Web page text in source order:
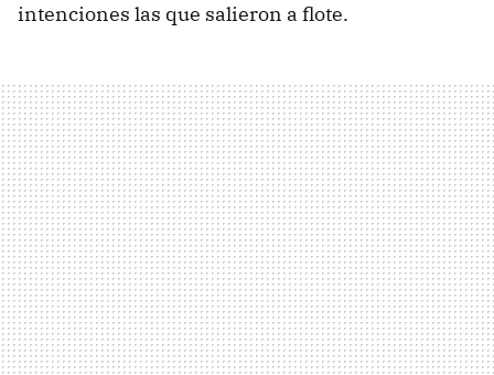
intenciones las que salieron a flote.